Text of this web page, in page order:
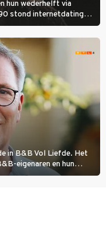
hun wederhelft via
stond internetdating
Got Mail zie je dat
in B&B Vol Liefde. Het
eigenaren en hun
in Spanje. De 62-jarige